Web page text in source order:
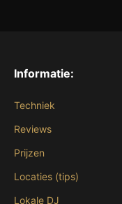
Informatie:
Techniek
Reviews
Prijzen
Locaties (tips)
Lokale DJ